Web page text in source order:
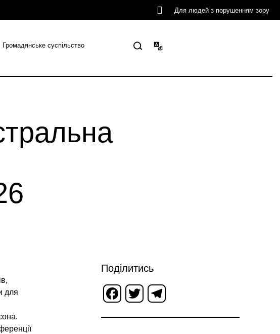
Для людей з порушенням зору
Громадянське суспільство
для
Поділитись
Facebook
Twitter